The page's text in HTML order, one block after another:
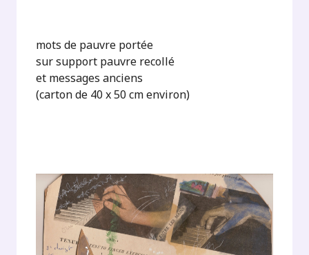
mots de pauvre portée
sur support pauvre recollé
et messages anciens
(carton de 40 x 50 cm environ)